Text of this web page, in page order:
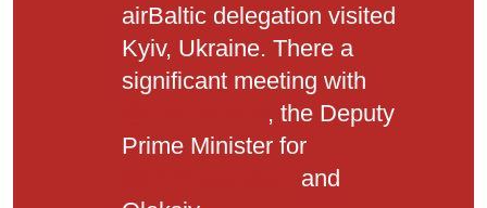
airBaltic delegation visited
Kyiv, Ukraine. There a
significant meeting with
, the Deputy
Prime Minister for
and